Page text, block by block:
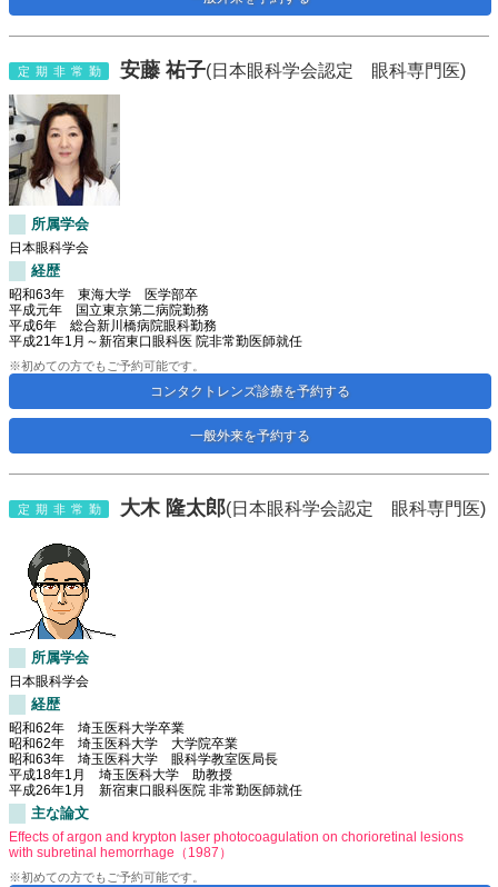
定期非常勤 安藤 祐子(日本眼科学会認定 眼科専門医)
所属学会
日本眼科学会
経歴
昭和63年 東海大学 医学部卒
平成元年 国立東京第二病院勤務
平成6年 総合新川橋病院眼科勤務
平成21年1月～新宿東口眼科医 院非常勤医師就任
※初めての方でもご予約可能です。
コンタクトレンズ診療を予約する
一般外来を予約する
定期非常勤 大木 隆太郎(日本眼科学会認定 眼科専門医)
所属学会
日本眼科学会
経歴
昭和62年 埼玉医科大学卒業
昭和62年 埼玉医科大学 大学院卒業
昭和63年 埼玉医科大学 眼科学教室医局長
平成18年1月 埼玉医科大学 助教授
平成26年1月 新宿東口眼科医院 非常勤医師就任
主な論文
Effects of argon and krypton laser photocoagulation on chorioretinal lesions
with subretinal hemorrhage（1987）
※初めての方でもご予約可能です。